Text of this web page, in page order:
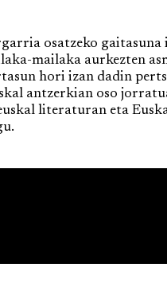
osatzeko gaitasuna
mailaka aurkezten
hori izan dadin
antzerkian oso
literaturan eta